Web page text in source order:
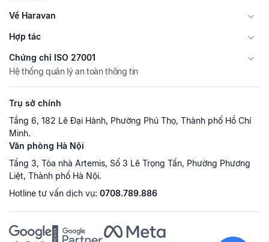
Về Haravan
Hợp tác
Chứng chỉ ISO 27001
Hệ thống quản lý an toàn thông tin
Trụ sở chính
Tầng 6, 182 Lê Đại Hành, Phường Phú Thọ, Thành phố Hồ Chí
Minh.
Văn phòng Hà Nội
Tầng 3, Tòa nhà Artemis, Số 3 Lê Trọng Tấn, Phường Phương
Liệt, Thành phố Hà Nội.
Hotline tư vấn dịch vụ: 0708.789.886